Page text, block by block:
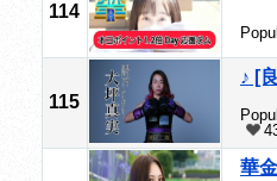
114
115
♪ [
華